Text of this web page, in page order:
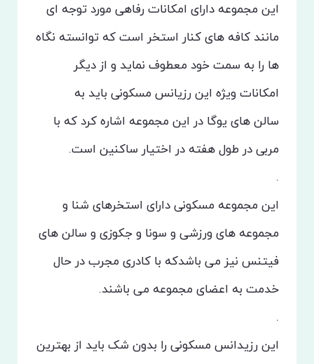
این مجموعه دارای امکانات رفاهی مورد توجه ای
مانند کافه های کنار استخر است که توانسته نگاه
ها را به سمت خود معطوف نماید و از دیگر
امکانات ویژه این رزیانس مسکونی باید به
سالن های یوگا در این مجموعه اشاره کرد که با
مربی در طول هفته در اختیار ساکنین است.
.
این مجموعه مسکونی دارای استخرهای شنا و
مجموعه های ورزشی و سونا و جکوزی و سالن های
فیتنس نیز می باشد‌که با کادری مجرب در حال
خدمت به اعضای مجموعه می باشند.
.
این رزیدانس مسکونی را بدون شک باید از بهترین